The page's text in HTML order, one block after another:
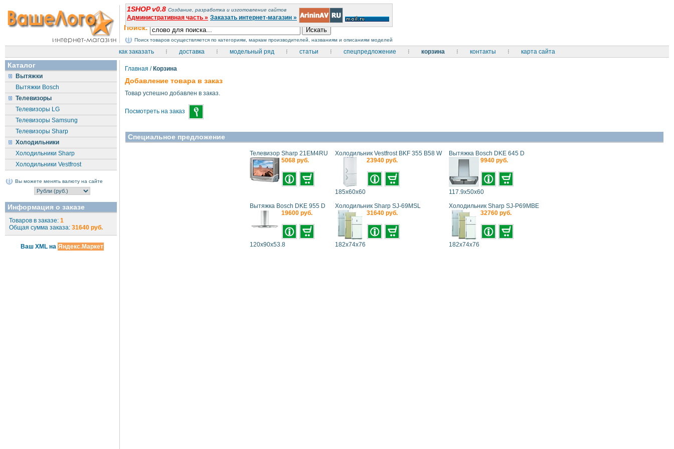
Поиск:
Поиск товаров осуществляется по категориям, маркам производителей, названиям и описаниям моделей
как заказать доставка модельный ряд статьи спецпредложение корзина контакты карта сайта
Каталог
Вытяжки
Вытяжки Bosch
Телевизоры
Телевизоры LG
Телевизоры Samsung
Телевизоры Sharp
Холодильники
Холодильники Sharp
Холодильники Vestfrost
Вы можете менять валюту на сайте
Информация о заказе
Товаров в заказе: 1
Общая сумма заказа: 31640 руб.
Ваш XML на Яндекс.Маркет
Главная / Корзина
Добавление товара в заказ
Товар успешно добавлен в заказ.
Посмотреть на заказ
Специальное предложение
Телевизор Sharp 21EM4RU
5068 руб.
Холодильник Vestfrost BKF 355 В58 W
23940 руб.
185x60x60
Вытяжка Bosch DKE 645 D
9940 руб.
117.9x50x60
Вытяжка Bosch DKE 955 D
19600 руб.
120x90x53.8
Холодильник Sharp SJ-69MSL
31640 руб.
182x74x76
Холодильник Sharp SJ-P69MBE
32760 руб.
182x74x76
1SHOP v0.8 Создание, разработка и изготовление сайтов
Административная часть » Заказать интернет-магазин »